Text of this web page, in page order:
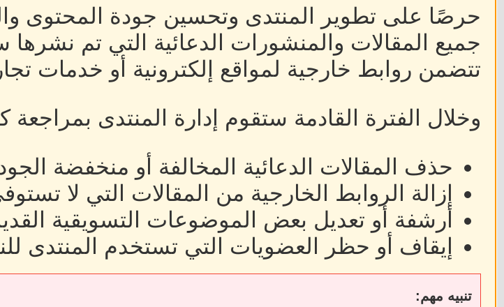
حرصًا على تطوير المنتدى وتحسين جودة المحتوى
جميع المقالات والمنشورات الدعائية التي تم
تتضمن روابط خارجية لمواقع إلكترونية أو خدمات
وخلال الفترة القادمة ستقوم إدارة المنتدى
حذف المقالات الدعائية المخالفة أو منخفضة
إزالة الروابط الخارجية من المقالات التي لا
أرشفة أو تعديل بعض الموضوعات التسويقية
إيقاف أو حظر العضويات التي تستخدم المنتدى
تنبيه مهم: